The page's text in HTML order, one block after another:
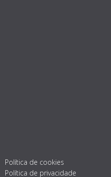
Política de cookies
Política de privacidade